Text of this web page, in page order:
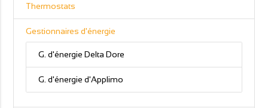
Thermostats
Gestionnaires d'énergie
G. d'énergie Delta Dore
G. d'énergie d'Applimo